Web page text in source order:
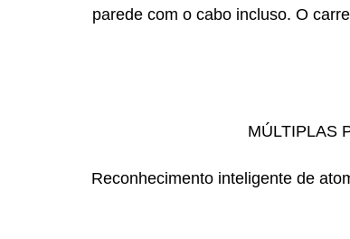
parede com o cabo incluso. O
MÚLTIPLAS
Reconhecimento inteligente de